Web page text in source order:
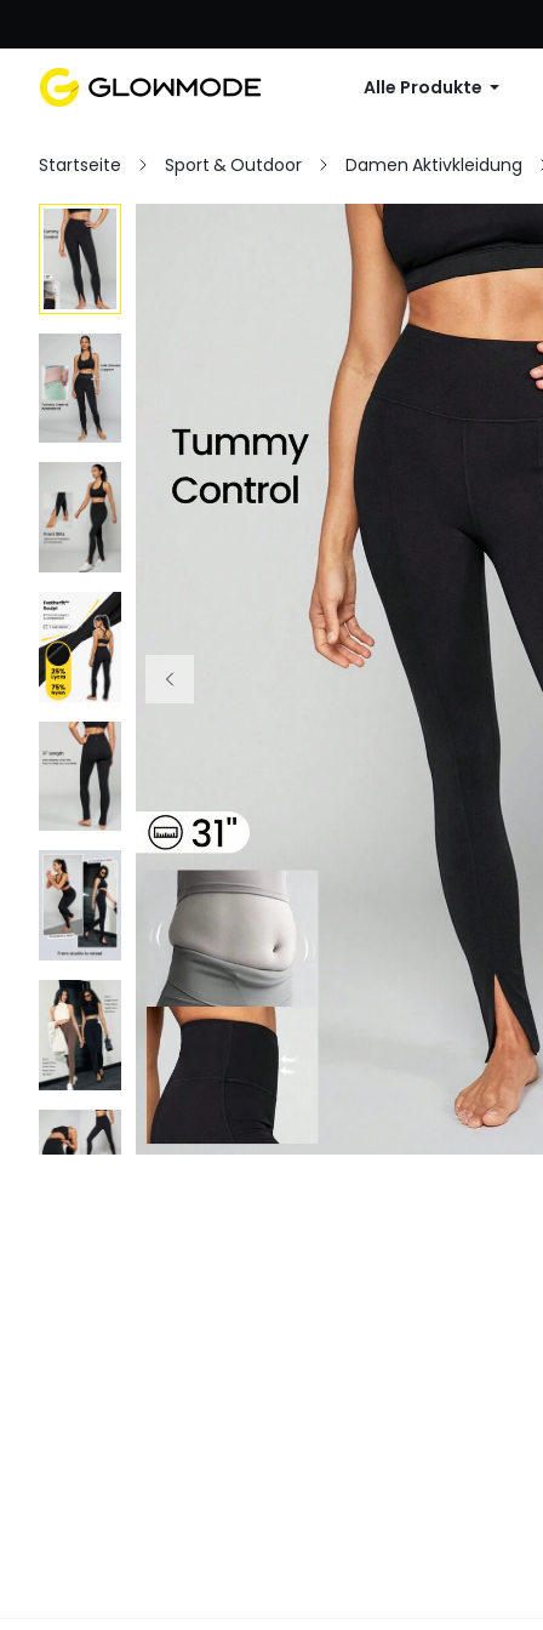
Alle Produkte
Startseite Sport & Outdoor Damen Aktivkleidung